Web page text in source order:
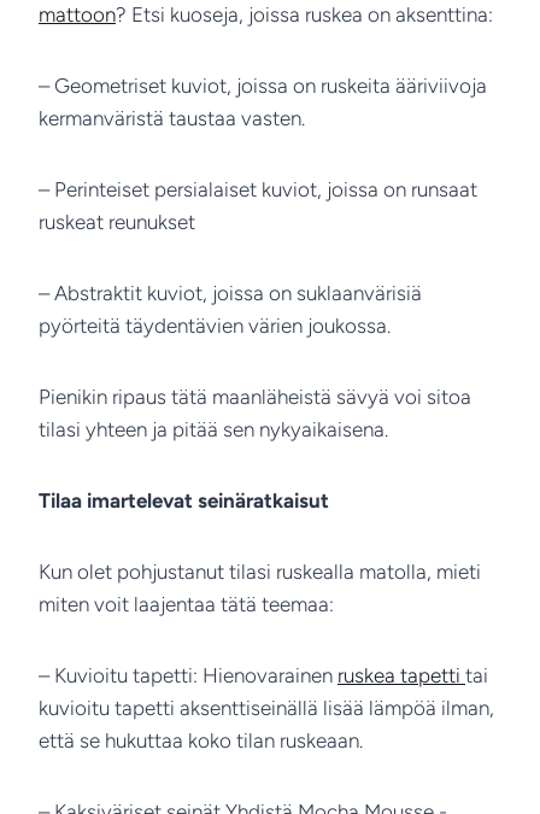
mattoon? Etsi kuoseja, joissa ruskea on aksenttina:
– Geometriset kuviot, joissa on ruskeita ääriviivoja
kermanväristä taustaa vasten.
– Perinteiset persialaiset kuviot, joissa on runsaat
ruskeat reunukset
– Abstraktit kuviot, joissa on suklaanvärisiä
pyörteitä täydentävien värien joukossa.
Pienikin ripaus tätä maanläheistä sävyä voi sitoa
tilasi yhteen ja pitää sen nykyaikaisena.
Tilaa imartelevat seinäratkaisut
Kun olet pohjustanut tilasi ruskealla matolla, mieti
miten voit laajentaa tätä teemaa:
– Kuvioitu tapetti: Hienovarainen ruskea tapetti tai
kuvioitu tapetti aksenttiseinällä lisää lämpöä ilman,
että se hukuttaa koko tilan ruskeaan.